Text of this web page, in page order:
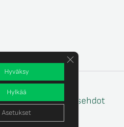
Tilaus- ja toimitusehdot
Hyväksy
Hylkää
Asetukset
Sulje evästebanneri